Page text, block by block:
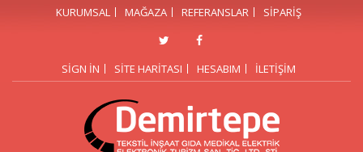
KURUMSAL MAĞAZA REFERANSLAR SIPARIŞ
SIGN IN SITE HARITASI HESABIM İLETIŞIM